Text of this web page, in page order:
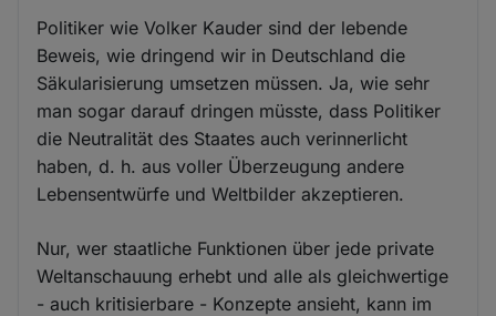
Politiker wie Volker Kauder sind der lebende
Beweis, wie dringend wir in Deutschland die
Säkularisierung umsetzen müssen. Ja, wie sehr
man sogar darauf dringen müsste, dass Politiker
die Neutralität des Staates auch verinnerlicht
haben, d. h. aus voller Überzeugung andere
Lebensentwürfe und Weltbilder akzeptieren.
Nur, wer staatliche Funktionen über jede private
Weltanschauung erhebt und alle als gleichwertige
- auch kritisierbare - Konzepte ansieht, kann im